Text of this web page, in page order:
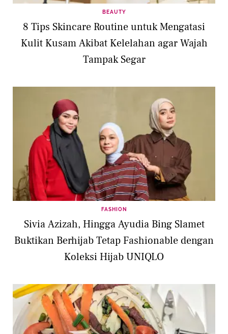
BEAUTY
8 Tips Skincare Routine untuk Mengatasi
Kulit Kusam Akibat Kelelahan agar Wajah
Tampak Segar
FASHION
Sivia Azizah, Hingga Ayudia Bing Slamet
Buktikan Berhijab Tetap Fashionable dengan
Koleksi Hijab UNIQLO